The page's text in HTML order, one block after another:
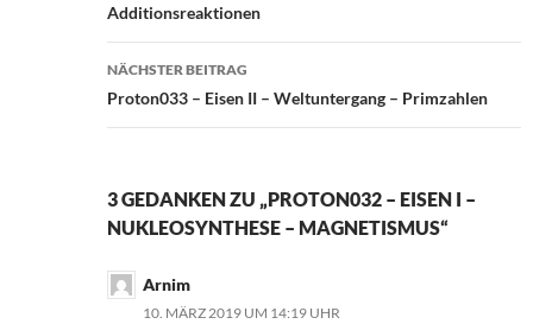
Additionsreaktionen
NÄCHSTER BEITRAG
Proton033 – Eisen II – Weltuntergang – Primzahlen
3 GEDANKEN ZU „PROTON032 – EISEN I –
NUKLEOSYNTHESE – MAGNETISMUS“
Arnim
10. MÄRZ 2019 UM 14:19 UHR